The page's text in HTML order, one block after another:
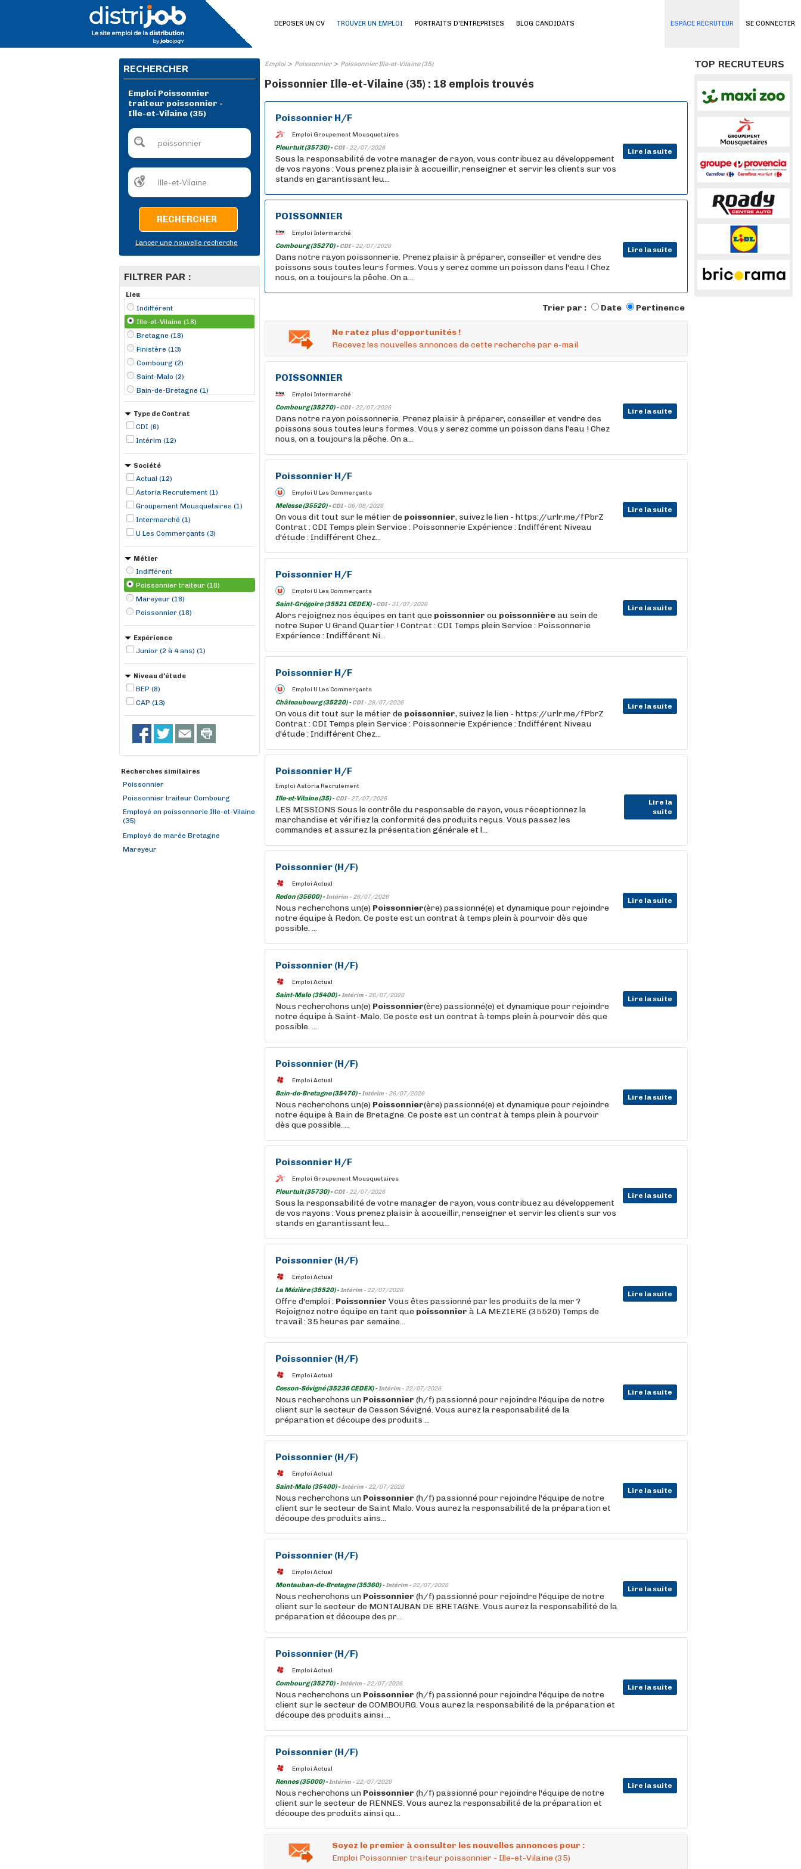
SE CONNECTER
DEPOSER UN CV TROUVER UN EMPLOI PORTRAITS D'ENTREPRISES BLOG CANDIDATS ESPACE RECRUTEUR
RECHERCHER
Emploi Poissonnier
traiteur poissonnier -
Ille-et-Vilaine (35)
RECHERCHER
Lancer une nouvelle recherche
FILTRER PAR :
Lieu
Indifférent
Ille-et-Vilaine (18)
Bretagne (18)
Finistère (13)
Combourg (2)
Saint-Malo (2)
Bain-de-Bretagne (1)
Cesson-Sévigné (1)
Châteaubourg (1)
Fougères (1)
Janzé (1)
Type de Contrat
CDI (6)
Intérim (12)
Société
Actual (12)
Astoria Recrutement (1)
Groupement Mousquetaires (1)
Intermarché (1)
U Les Commerçants (3)
Métier
Indifférent
Poissonnier traiteur (18)
Mareyeur (18)
Poissonnier (18)
Expérience
Junior (2 à 4 ans) (1)
Niveau d'étude
BEP (8)
CAP (13)
Recherches similaires
Poissonnier
Poissonnier traiteur Combourg
Employé en poissonnerie Ille-et-Vilaine
(35)
Employé de marée Bretagne
Mareyeur
Emploi> Poissonnier> Poissonnier Ille-et-Vilaine (35)
Poissonnier Ille-et-Vilaine (35) : 18 emplois trouvés
Poissonnier H/F
Emploi Groupement Mousquetaires
Pleurtuit (35730) -CDI - 22/07/2026 Lire la suite
Sous la responsabilité de votre manager de rayon, vous contribuez au développement
de vos rayons : Vous prenez plaisir à accueillir, renseigner et servir les clients sur vos
stands en garantissant leu...
POISSONNIER
Emploi Intermarché
Combourg (35270) -CDI - 22/07/2026 Lire la suite
Dans notre rayon poissonnerie. Prenez plaisir à préparer, conseiller et vendre des
poissons sous toutes leurs formes. Vous y serez comme un poisson dans l'eau ! Chez
nous, on a toujours la pêche. On a...
Trier par : Date Pertinence
Ne ratez plus d'opportunités !
Recevez les nouvelles annonces de cette recherche par e-mail
POISSONNIER
Emploi Intermarché
Combourg (35270) -CDI - 22/07/2026 Lire la suite
Dans notre rayon poissonnerie. Prenez plaisir à préparer, conseiller et vendre des
poissons sous toutes leurs formes. Vous y serez comme un poisson dans l'eau ! Chez
nous, on a toujours la pêche. On a...
Poissonnier H/F
Emploi U Les Commerçants
Melesse (35520) -CDI - 06/08/2026 Lire la suite
On vous dit tout sur le métier de poissonnier, suivez le lien - https://urlr.me/fPbrZ
Contrat : CDI Temps plein Service : Poissonnerie Expérience : Indifférent Niveau
d'étude : Indifférent Chez...
Poissonnier H/F
Emploi U Les Commerçants
Saint-Grégoire (35521 CEDEX) -CDI - 31/07/2026 Lire la suite
Alors rejoignez nos équipes en tant que poissonnier ou poissonnièreau sein de
notre Super U Grand Quartier ! Contrat : CDI Temps plein Service : Poissonnerie
Expérience : Indifférent Ni...
Poissonnier H/F
Emploi U Les Commerçants
Châteaubourg (35220) -CDI - 28/07/2026 Lire la suite
On vous dit tout sur le métier de poissonnier, suivez le lien - https://urlr.me/fPbrZ
Contrat : CDI Temps plein Service : Poissonnerie Expérience : Indifférent Niveau
d'étude : Indifférent Chez...
Poissonnier H/F
Emploi Astoria Recrutement
Ille-et-Vilaine (35) -CDI - 27/07/2026
Lire la
suite
LES MISSIONS Sous le contrôle du responsable de rayon, vous réceptionnez la
marchandise et vérifiez la conformité des produits reçus. Vous passez les
commandes et assurez la présentation générale et l...
Poissonnier (H/F)
Emploi Actual
Redon (35600) -Intérim - 26/07/2026 Lire la suite
Nous recherchons un(e) Poissonnier(ère) passionné(e) et dynamique pour rejoindre
notre équipe à Redon. Ce poste est un contrat à temps plein à pourvoir dès que
possible. ...
Poissonnier (H/F)
Emploi Actual
Saint-Malo (35400) -Intérim - 26/07/2026 Lire la suite
Nous recherchons un(e) Poissonnier(ère) passionné(e) et dynamique pour rejoindre
notre équipe à Saint-Malo. Ce poste est un contrat à temps plein à pourvoir dès que
possible. ...
Poissonnier (H/F)
Emploi Actual
Bain-de-Bretagne (35470) -Intérim - 26/07/2026 Lire la suite
Nous recherchons un(e) Poissonnier(ère) passionné(e) et dynamique pour rejoindre
notre équipe à Bain de Bretagne. Ce poste est un contrat à temps plein à pourvoir
dès que possible. ...
Poissonnier H/F
Emploi Groupement Mousquetaires
Pleurtuit (35730) -CDI - 22/07/2026 Lire la suite
Sous la responsabilité de votre manager de rayon, vous contribuez au développement
de vos rayons : Vous prenez plaisir à accueillir, renseigner et servir les clients sur vos
stands en garantissant leu...
Poissonnier (H/F)
Emploi Actual
La Mézière (35520) -Intérim - 22/07/2026 Lire la suite
Offre d'emploi : Poissonnier Vous êtes passionné par les produits de la mer ?
Rejoignez notre équipe en tant que poissonnier à LA MEZIERE (35520) Temps de
travail : 35 heures par semaine...
Poissonnier (H/F)
Emploi Actual
Cesson-Sévigné (35236 CEDEX) -Intérim - 22/07/2026 Lire la suite
Nous recherchons un Poissonnier (h/f) passionné pour rejoindre l'équipe de notre
client sur le secteur de Cesson Sévigné. Vous aurez la responsabilité de la
préparation et découpe des produits ...
Poissonnier (H/F)
Emploi Actual
Saint-Malo (35400) -Intérim - 22/07/2026 Lire la suite
Nous recherchons un Poissonnier (h/f) passionné pour rejoindre l'équipe de notre
client sur le secteur de Saint Malo. Vous aurez la responsabilité de la préparation et
découpe des produits ains...
Poissonnier (H/F)
Emploi Actual
Montauban-de-Bretagne (35360) -Intérim - 22/07/2026 Lire la suite
Nous recherchons un Poissonnier (h/f) passionné pour rejoindre l'équipe de notre
client sur le secteur de MONTAUBAN DE BRETAGNE. Vous aurez la responsabilité de la
préparation et découpe des pr...
Poissonnier (H/F)
Emploi Actual
Combourg (35270) -Intérim - 22/07/2026 Lire la suite
Nous recherchons un Poissonnier (h/f) passionné pour rejoindre l'équipe de notre
client sur le secteur de COMBOURG. Vous aurez la responsabilité de la préparation et
découpe des produits ainsi ...
Poissonnier (H/F)
Emploi Actual
Rennes (35000) -Intérim - 22/07/2026 Lire la suite
Nous recherchons un Poissonnier (h/f) passionné pour rejoindre l'équipe de notre
client sur le secteur de RENNES. Vous aurez la responsabilité de la préparation et
découpe des produits ainsi qu...
Soyez le premier à consulter les nouvelles annonces pour :
Emploi Poissonnier traiteur poissonnier - Ille-et-Vilaine (35)
TOP RECRUTEURS